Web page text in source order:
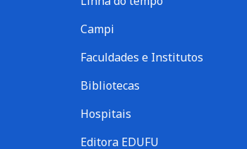
Campi
Faculdades e Institutos
Bibliotecas
Hospitais
Editora EDUFU